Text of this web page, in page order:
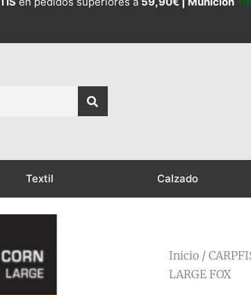
Textil Calzado
Inicio /
LARGE FOX